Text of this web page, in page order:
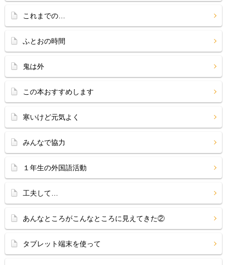
これまでの…
ふとおの時間
鬼は外
この本おすすめします
寒いけど元気よく
みんなで協力
１年生の外国語活動
工夫して…
あんなところがこんなところに見えてきた②
タブレット端末を使って